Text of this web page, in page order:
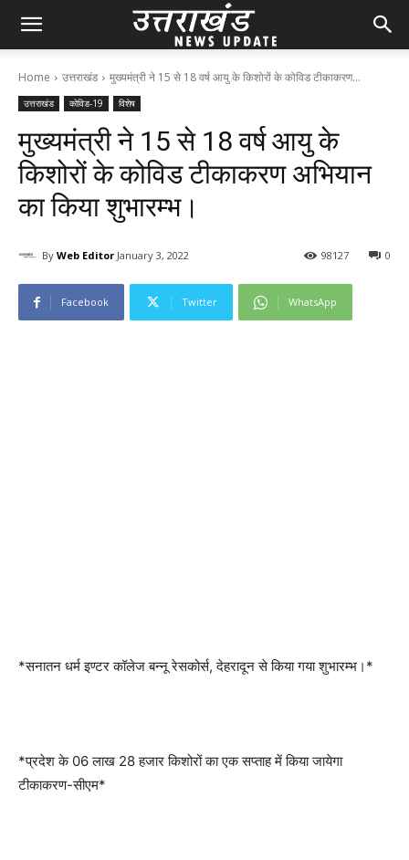
Home उत्तराखंड मुख्यमंत्री ने 15 से 18 वर्ष आयु के किशोरों के कोविड टीकाकरण...
उत्तराखंड कोविड-19 विशेष
मुख्यमंत्री ने 15 से 18 वर्ष आयु के
किशोरों के कोविड टीकाकरण अभियान
का किया शुभारम्भ।
By Web Editor January 3, 2022 0
98127
Facebook Twitter WhatsApp
*सनातन धर्म इण्टर कॉलेज बन्नू रेसकोर्स, देहरादून से किया गया शुभारम्भ।*
*प्रदेश के 06 लाख 28 हजार किशोरों का एक सप्ताह में किया जायेगा
टीकाकरण-सीएम*